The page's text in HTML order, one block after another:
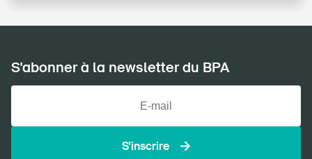
S'abonner à la newsletter du BPA
S'inscrire